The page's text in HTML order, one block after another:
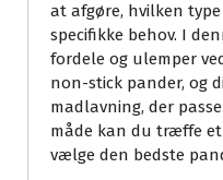
at afgøre, hvilken
specifikke behov. I
fordele og ulemper
non-stick pander, og
madlavning, der
måde kan du træffe
vælge den bedste